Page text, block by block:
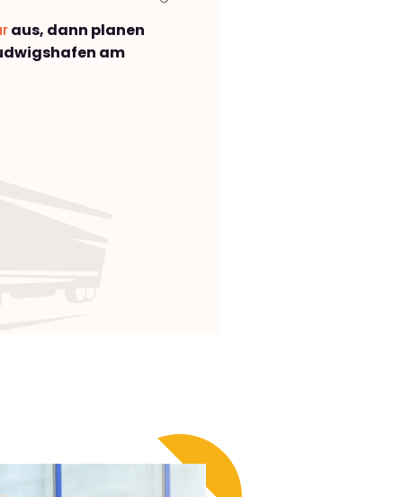
aus, dann planen
am